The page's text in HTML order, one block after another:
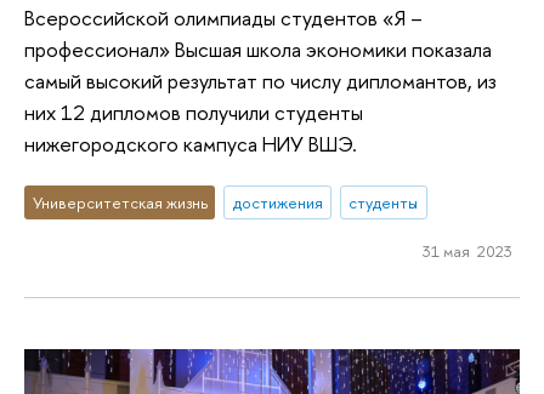
Всероссийской олимпиады студентов «Я –
профессионал» Высшая школа экономики показала
самый высокий результат по числу дипломантов, из
них 12 дипломов получили студенты
нижегородского кампуса НИУ ВШЭ.
Университетская жизнь достижения студенты
31 мая 2023